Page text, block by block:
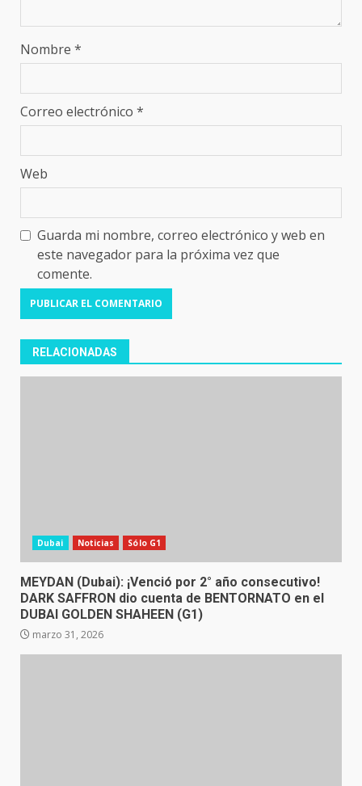
Nombre *
Correo electrónico *
Web
Guarda mi nombre, correo electrónico y web en
este navegador para la próxima vez que
comente.
RELACIONADAS
Dubai Noticias Sólo G1
MEYDAN (Dubai): ¡Venció por 2° año consecutivo!
DARK SAFFRON dio cuenta de BENTORNATO en el
DUBAI GOLDEN SHAHEEN (G1)
marzo 31, 2026